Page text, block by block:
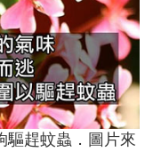
驅趕蚊蟲．圖片來